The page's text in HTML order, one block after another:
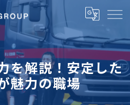
を解説！安定した
魅力の職場